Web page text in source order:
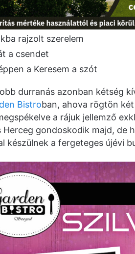
rajzolt szerelem
a csendet
a Keresem a szót
durranás azonban kétség
Bistroban, ahova rögtön
a rájuk jellemző
Herceg gondoskodik majd, de
készülnek a fergeteges újévi